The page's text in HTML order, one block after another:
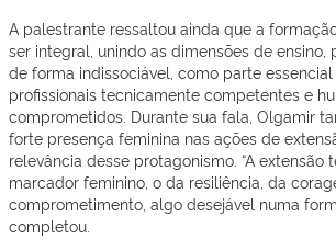
A palestrante ressaltou ainda que a
ser integral, unindo as dimensões de ensino,
de forma indissociável, como parte
profissionais tecnicamente competentes e
comprometidos. Durante sua fala, Olgamir
forte presença feminina nas ações de
relevância desse protagonismo. “A extensão
marcador feminino, o da resiliência, da
comprometimento, algo desejável numa
completou.